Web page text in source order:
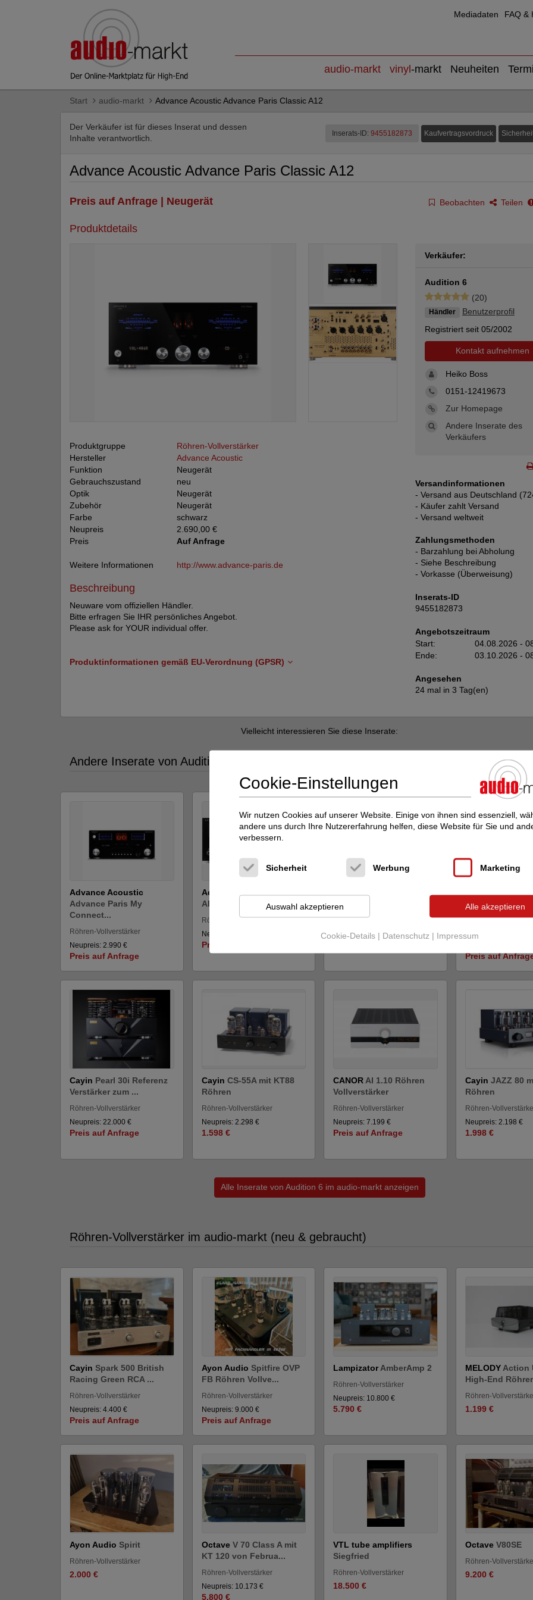
Mediadaten FAQ &
audio-markt vinyl -markt Neuheiten
Start audio-markt Advance Acoustic Advance Paris Classic A12
Der Verkäufer ist für dieses Inserat und dessen
Inhalte verantwortlich.
Inserats-ID: 9455182873 Kaufvertragsvordruck
Advance Acoustic Advance Paris Classic A12
Preis auf Anfrage | Neugerät Beobachten Teilen
Produktdetails
Produktgruppe
Röhren-Vollverstärker
Hersteller
Advance Acoustic
Funktion
Neugerät
Gebrauchszustand
neu
Optik
Neugerät
Zubehör
Neugerät
Farbe
schwarz
Neupreis
2.690,00 €
Preis
Auf Anfrage
Weitere Informationen http://www.advance-paris.de
Beschreibung
Neuware vom offiziellen Händler.
Bitte erfragen Sie IHR persönliches Angebot.
Please ask for YOUR individual offer.
Produktinformationen gemäß EU-Verordnung (GPSR)
Verkäufer:
Audition 6
(20)
Händler
Benutzerprofil
Registriert seit 05/2002
Kontakt aufnehmen
Heiko Boss
0151-12419673
Zur Homepage
Andere Inserate des
Verkäufers
Versandinformationen
- Versand aus Deutschland
- Käufer zahlt Versand
- Versand weltweit
Zahlungsmethoden
- Barzahlung bei Abholung
- Siehe Beschreibung
- Vorkasse (Überweisung)
Inserats-ID
9455182873
Angebotszeitraum
Start:
04.08.2026 -
Ende:
03.10.2026 -
Angesehen
24 mal in 3 Tag(en)
Vielleicht interessieren Sie diese Inserate:
Andere Inserate von Audition 6 im audio-markt
Advance Acoustic
Advance Paris My
Connect...
Röhren-Vollverstärker
Neupreis: 2.990 €
Preis auf Anfrage
Advance Acoustic
APEX
Röhren-Vollverstärker
Neupreis: 3.490 €
Preis auf Anfrage
Advance Paris X-P1200
Vorverstärker / Prozessor
Neupreis: 3.500 €
Advance Paris
Preis auf
Cayin Pearl 30i Referenz
Verstärker zum ...
Röhren-Vollverstärker
Neupreis: 22.000 €
Preis auf Anfrage
Cayin CS-55A mit KT88
Röhren
Röhren-Vollverstärker
Neupreis: 2.298 €
1.598 €
CANOR AI 1.10 Röhren
Vollverstärker
Röhren-Vollverstärker
Neupreis: 7.199 €
Preis auf Anfrage
CayinJAZZ 80
Röhren
Röhren-
Neupreis: 2.198 €
1.998 €
Alle Inserate von Audition 6 im audio-markt anzeigen
Röhren-Vollverstärker im audio-markt (neu & gebraucht)
Cayin Spark 500 British
Racing Green RCA ...
Röhren-Vollverstärker
Neupreis: 4.400 €
Preis auf Anfrage
Ayon Audio Spitfire OVP
FB Röhren Vollve...
Röhren-Vollverstärker
Neupreis: 9.000 €
Preis auf Anfrage
LampizatorAmberAmp 2
Röhren-Vollverstärker
Neupreis: 10.800 €
5.790 €
MELODY Action
High-End
Röhren-
1.199 €
Ayon Audio Spirit
Röhren-Vollverstärker
2.000 €
Octave V 70 Class A mit
KT 120 von Februa...
Röhren-Vollverstärker
Neupreis: 10.173 €
5.800 €
VTL tube amplifiers
Siegfried
Röhren-Vollverstärker
18.500 €
OctaveV80SE
Röhren-
9.200 €
Cookie-Einstellungen
Wir nutzen Cookies auf unserer Website. Einige von ihnen sind essenziell,
andere uns durch Ihre Nutzererfahrung helfen, diese Website für Sie und
verbessern.
Cookie-Details | Datenschutz | Impressum
Sicherheit Werbung Marketing
Auswahl akzeptieren Alle akzeptieren